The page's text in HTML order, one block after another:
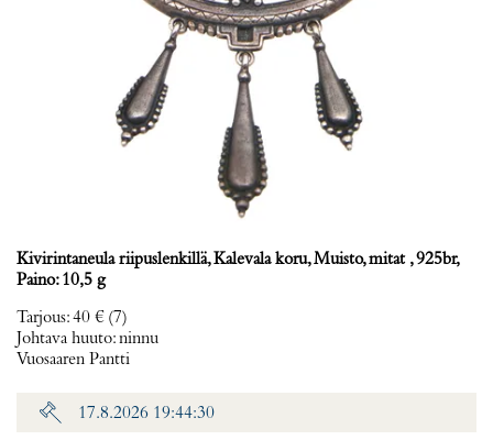
Kivirintaneula riipuslenkillä, Kalevala koru, Muisto, mitat , 925br,
Paino: 10,5 g
Tarjous:40 € (7)
Johtava huuto:ninnu
Vuosaaren Pantti
17.8.2026 19:44:30